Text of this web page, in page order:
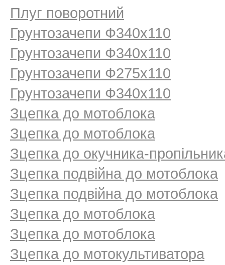
Плуг поворотний
Грунтозачепи Ф340х110
Грунтозачепи Ф340х110
Грунтозачепи Ф275х110
Грунтозачепи Ф340х110
Зцепка до мотоблока
Зцепка до мотоблока
Зцепка до окучника-
Зцепка подвійна до мотоблока
Зцепка подвійна до мотоблока
Зцепка до мотоблока
Зцепка до мотоблока
Зцепка до мотокультиватора